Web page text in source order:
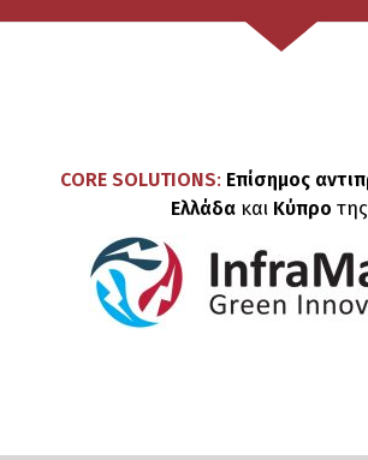
CORE SOLUTIONS: Επίσημος
Ελλάδα και Κύπρο της